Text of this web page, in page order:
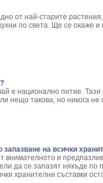
Campestre
L.
- Stellaria media L.
Vulgare
Officinalis L.
Officinale
vernalis L.
от най-старите растения,
по света. Ще се окаже и
е национално питие.
нещо такова, но никога
на всички
внимателното и
да се запазят някъде
хранителни съставки